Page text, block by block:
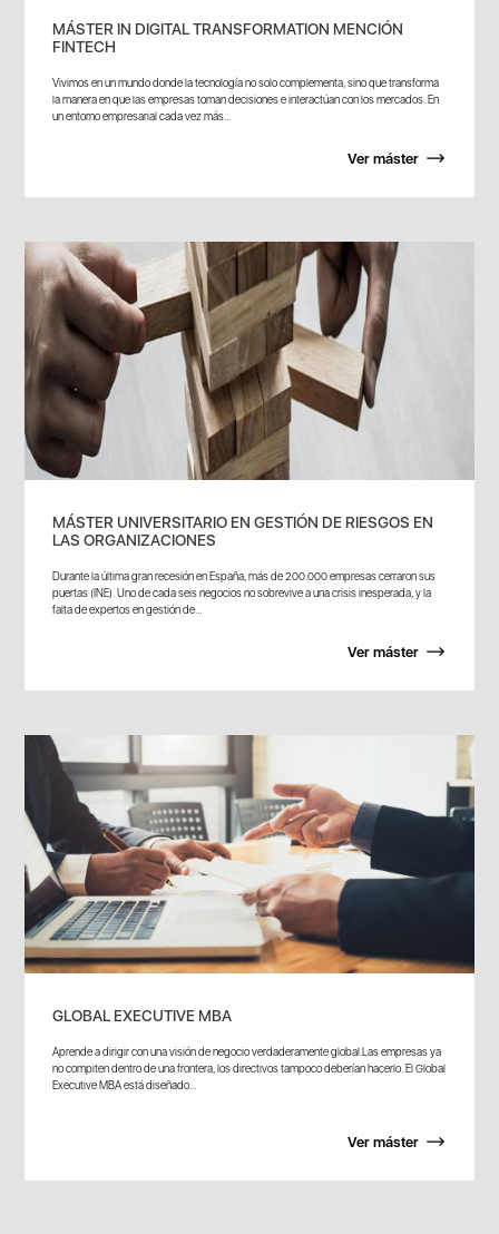
MÁSTER IN DIGITAL TRANSFORMATION MENCIÓN
FINTECH
Vivimos en un mundo donde la tecnología no solo complementa, sino que transforma
la manera en que las empresas toman decisiones e interactúan con los mercados. En
un entorno empresarial cada vez más...
Ver máster
MÁSTER UNIVERSITARIO EN GESTIÓN DE RIESGOS EN
LAS ORGANIZACIONES
Durante la última gran recesión en España, más de 200.000 empresas cerraron sus
puertas (INE). Uno de cada seis negocios no sobrevive a una crisis inesperada, y la
falta de expertos en gestión de...
Ver máster
GLOBAL EXECUTIVE MBA
Aprende a dirigir con una visión de negocio verdaderamente global.Las empresas ya
no compiten dentro de una frontera, los directivos tampoco deberían hacerlo. El Global
Executive MBA está diseñado...
Ver máster